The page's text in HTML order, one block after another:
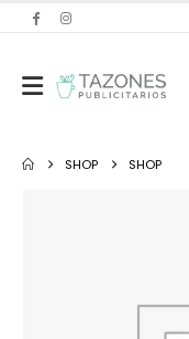
SHOP SHOP